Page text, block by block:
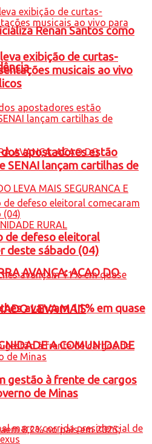
Renan Santos como
AVANÇA: ACAO DO
LEVA MAIS
A COMUNIDADE
exibição de curtas-
musicais ao vivo
dos apostadores estão
SENAI lançam cartilhas de
de defeso eleitoral
deste sábado (04)
avançam 11% em quase
gestão à frente de cargos
de Minas